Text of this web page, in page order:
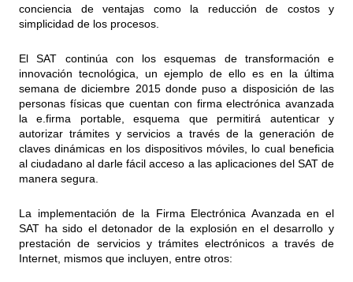
conciencia de ventajas como la reducción de costos y
simplicidad de los procesos.
El SAT continúa con los esquemas de transformación e
innovación tecnológica, un ejemplo de ello es en la última
semana de diciembre 2015 donde puso a disposición de las
personas físicas que cuentan con firma electrónica avanzada
la e.firma portable, esquema que permitirá autenticar y
autorizar trámites y servicios a través de la generación de
claves dinámicas en los dispositivos móviles, lo cual beneficia
al ciudadano al darle fácil acceso a las aplicaciones del SAT de
manera segura.
La implementación de la Firma Electrónica Avanzada en el
SAT ha sido el detonador de la explosión en el desarrollo y
prestación de servicios y trámites electrónicos a través de
Internet, mismos que incluyen, entre otros: